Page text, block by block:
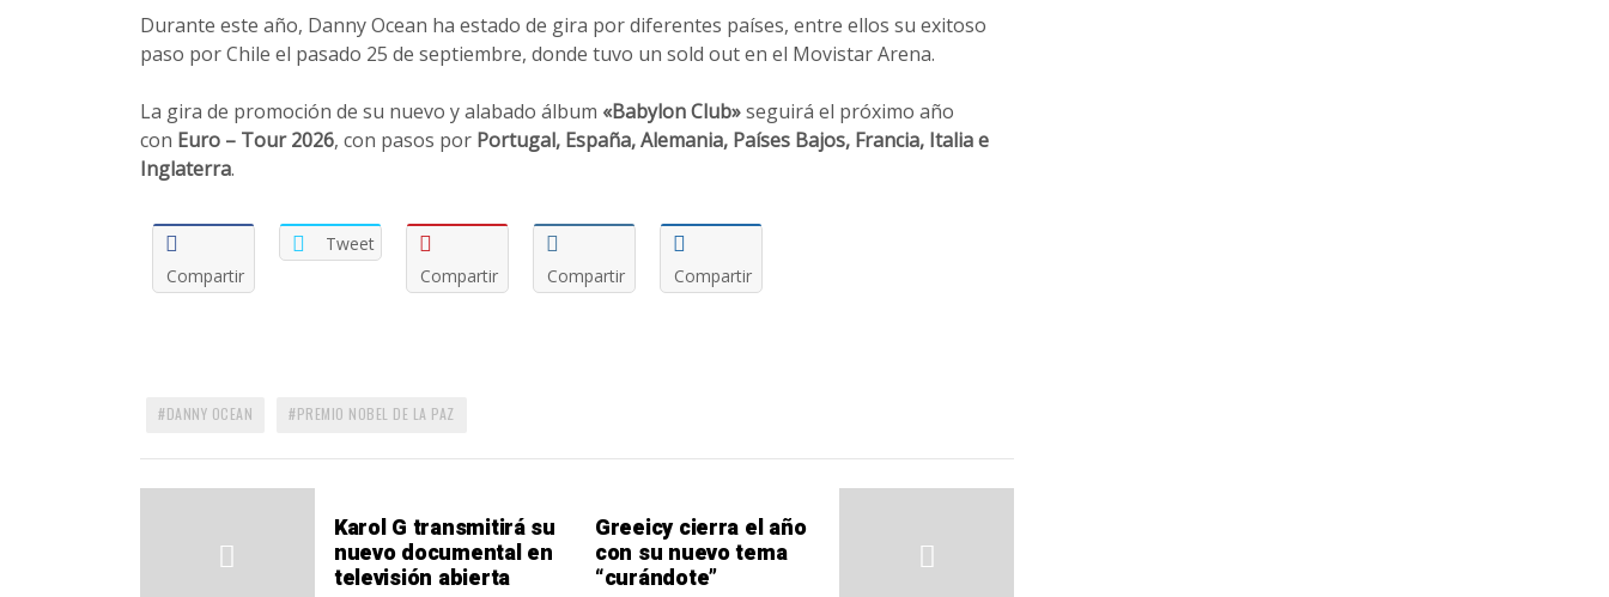
Durante este año, Danny Ocean ha estado de gira por diferentes países, entre ellos su exitoso
paso por Chile el pasado 25 de septiembre, donde tuvo un sold out en el Movistar Arena.
La gira de promoción de su nuevo y alabado álbum «Babylon Club»seguirá el próximo año
con Euro – Tour 2026, con pasos por Portugal, España, Alemania, Países Bajos, Francia, Italia e
Inglaterra.
Compartir
Tweet
Compartir
Compartir Compartir
DANNY OCEAN PREMIO NOBEL DE LA PAZ
Karol G transmitirá su
nuevo documental en
televisión abierta
Greeicy cierra el año
con su nuevo tema
“curándote”